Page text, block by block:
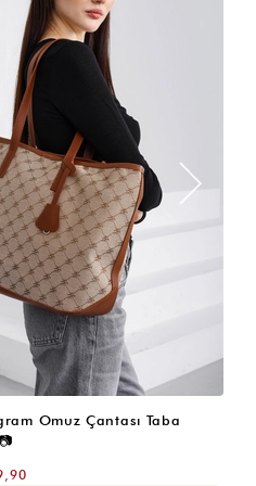
Omuz Çantası Taba
📷